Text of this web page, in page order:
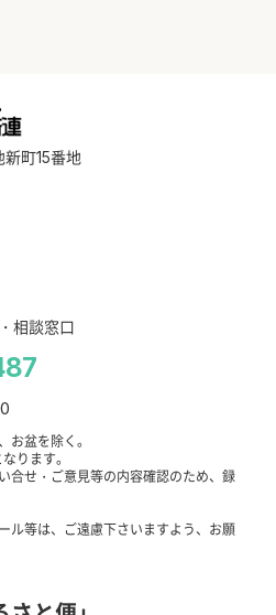
町15番地
相談窓口
盆を除く。
ります。
合せ・ご意見等の内容確認のため、録
ル等は、ご遠慮下さいますよう、お願